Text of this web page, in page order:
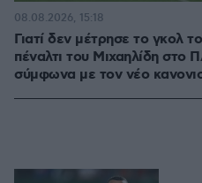
Γιατί δεν μέτρησε το γκολ
πέναλτι του Μιχαηλίδη στο
σύμφωνα με τον νέο
08.08.2026, 15:18